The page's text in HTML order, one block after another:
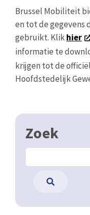
Brussel Mobiliteit
en tot de gegevens
gebruikt. Klikhier
informatie te
krijgen tot de
Hoofdstedelijk
Zoek